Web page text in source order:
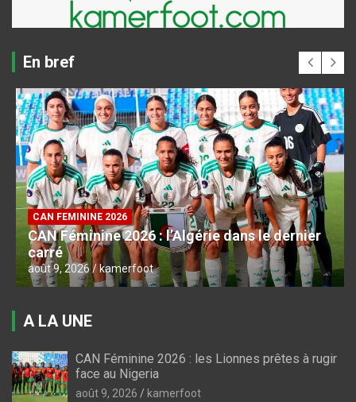
En bref
CAN FEMININE 2026
CAN Féminine 2026 : l’Algérie dans le dernier
carré
août 9, 2026 kamerfoot
A LA UNE
CAN Féminine 2026 : les Lionnes prêtes à rugir
face au Nigeria
août 9, 2026 kamerfoot